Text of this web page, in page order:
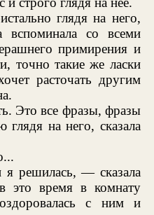
глядя на него,
со всеми
примирения и
точно такие же ласки
расточать другим
Это все фразы, фразы
на него, сказала
решилась, — сказала
это время в комнату
с ним и